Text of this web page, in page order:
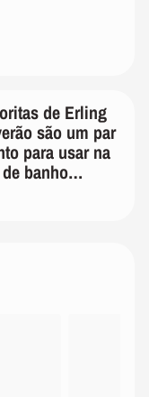
de Erling
são um par
para usar na
banho